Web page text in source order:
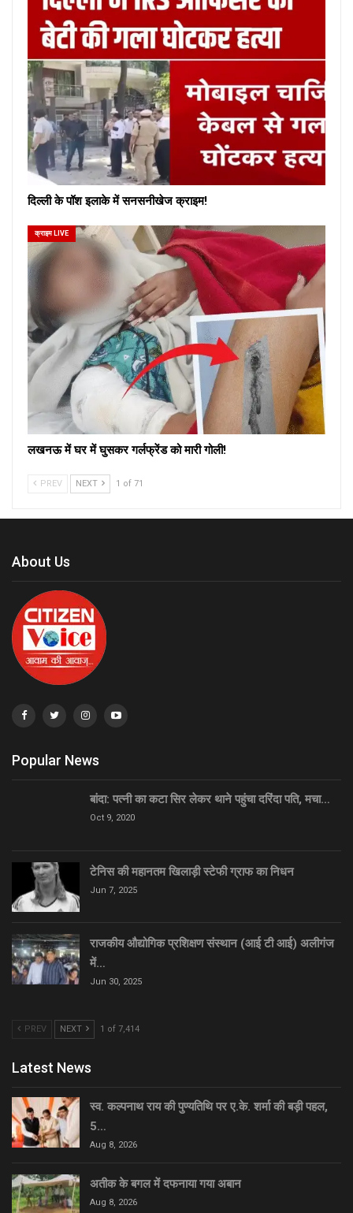
दिल्ली के पॉश इलाके में सनसनीखेज क्राइम!
क्राइम LIVE
लखनऊ में घर में घुसकर गर्लफ्रेंड को मारी गोली!
PREV NEXT 1 of 71
About Us
Popular News
बांदा: पत्नी का कटा सिर लेकर थाने पहुंचा दरिंदा पति, मचा…
Oct 9, 2020
टेनिस की महानतम खिलाड़ी स्टेफी ग्राफ का निधन
Jun 7, 2025
राजकीय औद्योगिक प्रशिक्षण संस्थान (आई टी आई) अलीगंज
में…
Jun 30, 2025
PREV NEXT 1 of 7,414
Latest News
स्व. कल्पनाथ राय की पुण्यतिथि पर ए.के. शर्मा की बड़ी पहल,
5…
Aug 8, 2026
अतीक के बगल में दफनाया गया अबान
Aug 8, 2026